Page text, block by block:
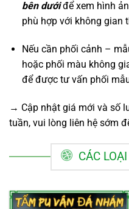
bên dướiđể xem hình
phù hợp với không gian
Nếu cần phối cảnh –
hoặc phối màu không
để được tư vấn phối
→ Cập nhật giá mới và số
tuần, vui lòng liên hệ sớm
CÁC